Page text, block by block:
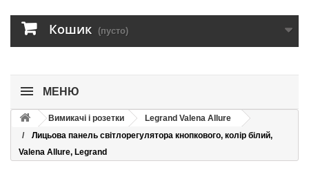
Кошик (пусто)
МЕНЮ
Вимикачі і розетки
Legrand Valena Allure
Лицьова панель світлорегулятора кнопкового, колір білий,
Valena Allure, Legrand